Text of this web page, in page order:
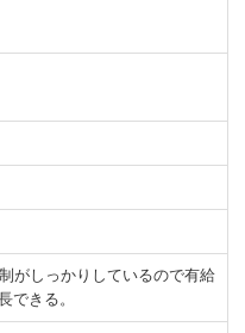
がしっかりしているので有給
できる。